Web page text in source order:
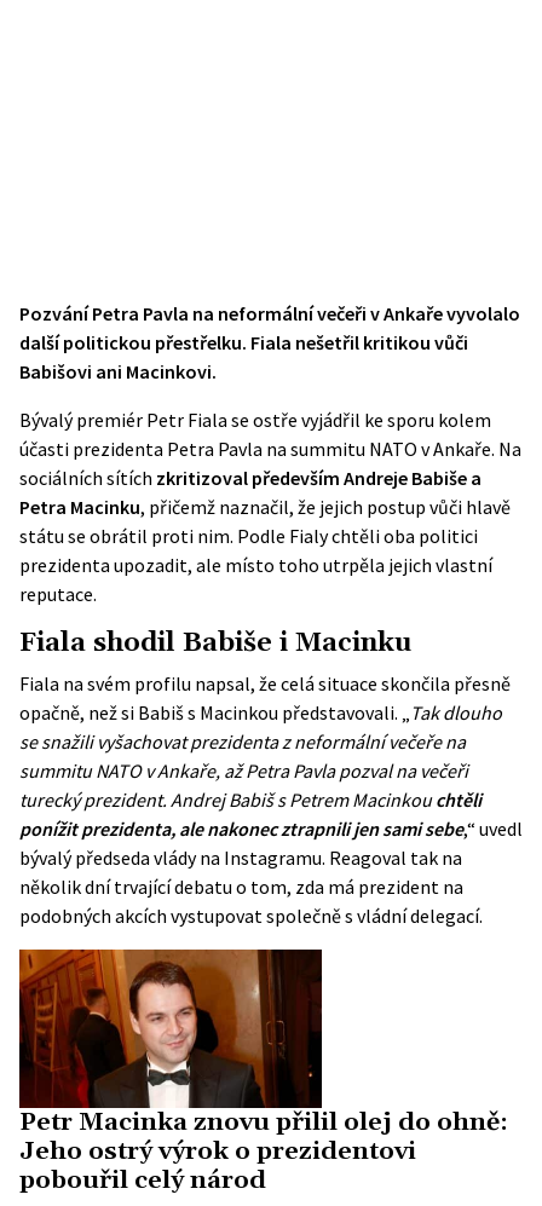
Pozvání Petra Pavla na neformální večeři v Ankaře vyvolalo
další politickou přestřelku. Fiala nešetřil kritikou vůči
Babišovi ani Macinkovi.
Bývalý premiér Petr Fiala se ostře vyjádřil ke sporu kolem
účasti prezidenta Petra Pavla na summitu NATO v Ankaře. Na
sociálních sítích zkritizoval především Andreje Babiše a
Petra Macinku, přičemž naznačil, že jejich postup vůči hlavě
státu se obrátil proti nim. Podle Fialy chtěli oba politici
prezidenta upozadit, ale místo toho utrpěla jejich vlastní
reputace.
Fiala shodil Babiše i Macinku
Fiala na svém profilu napsal, že celá situace skončila přesně
opačně, než si Babiš s Macinkou představovali. „ Tak dlouho
se snažili vyšachovat prezidenta z neformální večeře na
summitu NATO v Ankaře, až Petra Pavla pozval na večeři
turecký prezident. Andrej Babiš s Petrem Macinkouchtěli
ponížit prezidenta, ale nakonec ztrapnili jen sami sebe,“ uvedl
bývalý předseda vlády na Instagramu. Reagoval tak na
několik dní trvající debatu o tom, zda má prezident na
podobných akcích vystupovat společně s vládní delegací.
Petr Macinka znovu přilil olej do ohně:
Jeho ostrý výrok o prezidentovi
pobouřil celý národ